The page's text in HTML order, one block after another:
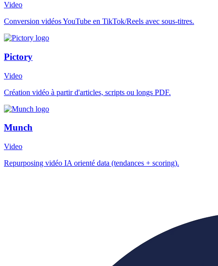
Video
Conversion vidéos YouTube en TikTok/Reels avec sous-titres.
Pictory
Video
Création vidéo à partir d'articles, scripts ou longs PDF.
Munch
Video
Repurposing vidéo IA orienté data (tendances + scoring).